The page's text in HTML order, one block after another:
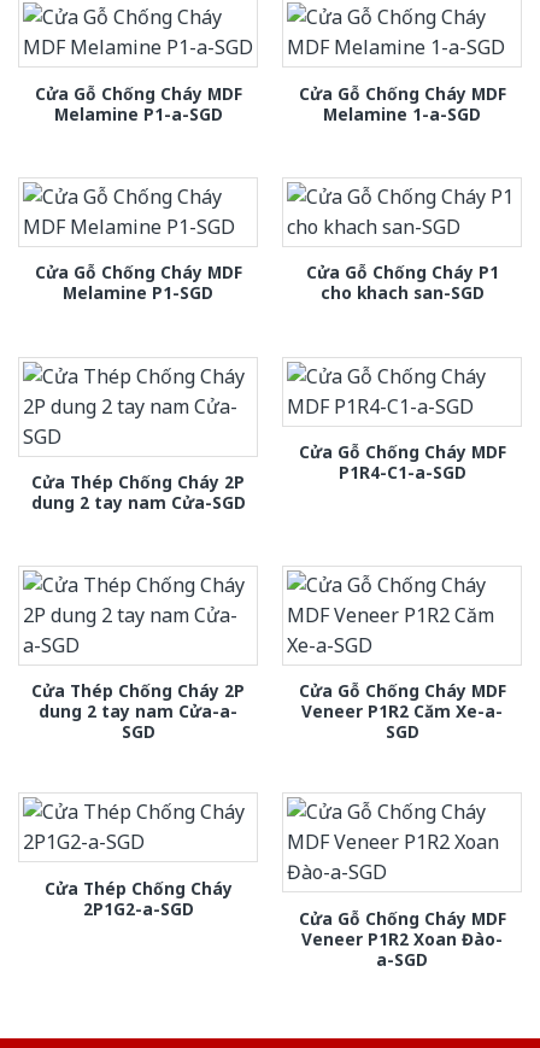
Cửa Gỗ Chống Cháy MDF
Melamine P1-a-SGD
Cửa Gỗ Chống Cháy MDF
Melamine 1-a-SGD
Cửa Gỗ Chống Cháy MDF
Melamine P1-SGD
Cửa Gỗ Chống Cháy P1
cho khach san-SGD
Cửa Thép Chống Cháy 2P
dung 2 tay nam Cửa-SGD
Cửa Gỗ Chống Cháy MDF
P1R4-C1-a-SGD
Cửa Thép Chống Cháy 2P
dung 2 tay nam Cửa-a-
SGD
Cửa Gỗ Chống Cháy MDF
Veneer P1R2 Căm Xe-a-
SGD
Cửa Thép Chống Cháy
2P1G2-a-SGD
Cửa Gỗ Chống Cháy MDF
Veneer P1R2 Xoan Đào-
a-SGD